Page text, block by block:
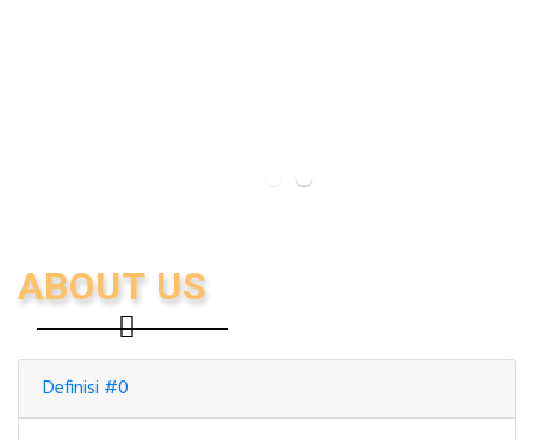
Selamat Datang Pengunjung Survey
Selamat Datang Pengunjung Survey
Indeks Kepuasan Layanan
Kepolisian (IKLK)
SKUKP / SIM
ABOUT US
Definisi #0